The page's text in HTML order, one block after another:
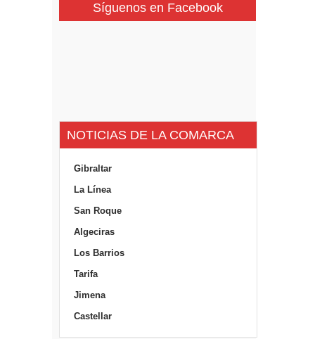
Síguenos en Facebook
NOTICIAS DE LA COMARCA
Gibraltar
La Línea
San Roque
Algeciras
Los Barrios
Tarifa
Jimena
Castellar